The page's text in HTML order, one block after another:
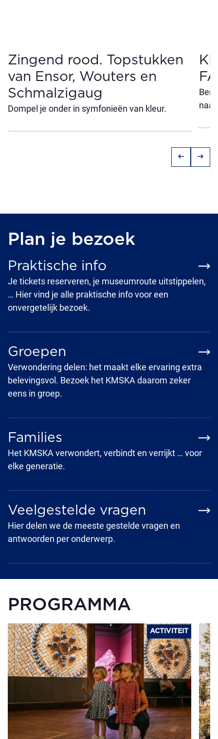
Zingend rood. Topstukken
van Ensor, Wouters en
Schmalzigaug
Dompel je onder in symfonieën van kleur.
Ben
arrow_left_alt arrow_right_alt
Plan je bezoek
Praktische info
Je tickets reserveren, je museumroute uitstippelen,
… Hier vind je alle praktische info voor een
onvergetelijk bezoek.
Groepen
Verwondering delen: het maakt elke ervaring extra
belevingsvol. Bezoek het KMSKA daarom zeker
eens in groep.
Families
Het KMSKA verwondert, verbindt en verrijkt … voor
elke generatie.
Veelgestelde vragen
Hier delen we de meeste gestelde vragen en
antwoorden per onderwerp.
PROGRAMMA
ACTIVITEIT